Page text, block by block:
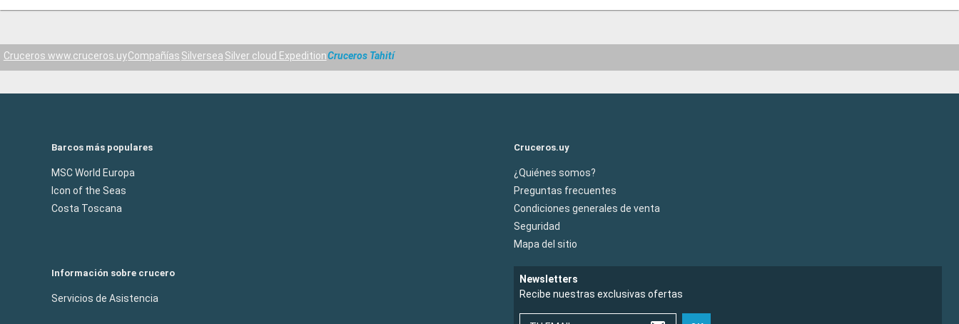
Cruceros www.cruceros.uyCompañías Silversea Silver cloud ExpeditionCruceros Tahití
Barcos más populares
MSC World Europa
Icon of the Seas
Costa Toscana
Cruceros.uy
¿Quiénes somos?
Preguntas frecuentes
Condiciones generales de venta
Seguridad
Mapa del sitio
Información sobre crucero
Servicios de Asistencia
Newsletters
Recibe nuestras exclusivas ofertas